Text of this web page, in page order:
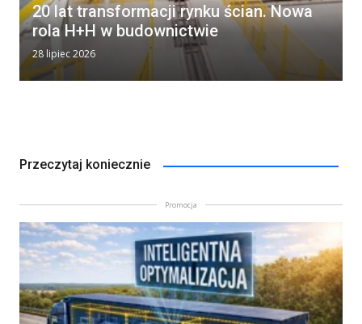
20 lat transformacji rynku ścian. Nowa
rola H+H w budownictwie
28 lipiec 2026
Przeczytaj koniecznie
Promocja